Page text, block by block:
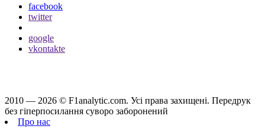
facebook
twitter
google
vkontakte
2010 — 2026 © F1analytic.com. Усi права захищенi. Передрук
без гіперпосилання суворо заборонений
Про нас